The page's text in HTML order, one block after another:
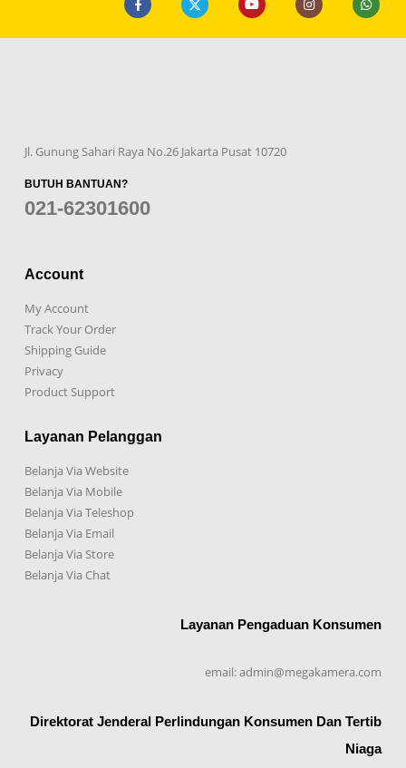
Jl. Gunung Sahari Raya No.26 Jakarta Pusat 10720
BUTUH BANTUAN?
021-62301600
Account
My Account
Track Your Order
Shipping Guide
Privacy
Product Support
Layanan Pelanggan
Belanja Via Website
Belanja Via Mobile
Belanja Via Teleshop
Belanja Via Email
Belanja Via Store
Belanja Via Chat
Layanan Pengaduan Konsumen
email: admin@megakamera.com
Direktorat Jenderal Perlindungan Konsumen Dan Tertib
Niaga